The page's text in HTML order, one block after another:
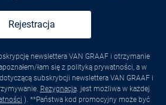
Rejestracja
newslettera VAN GRAAF i otrzymanie
łam się z polityką prywatności, a w
subskrybcji newslettera VAN GRAAF i
Rezygnacja. jest możliwa w każdej
). **Państwa kod promocyjny może być